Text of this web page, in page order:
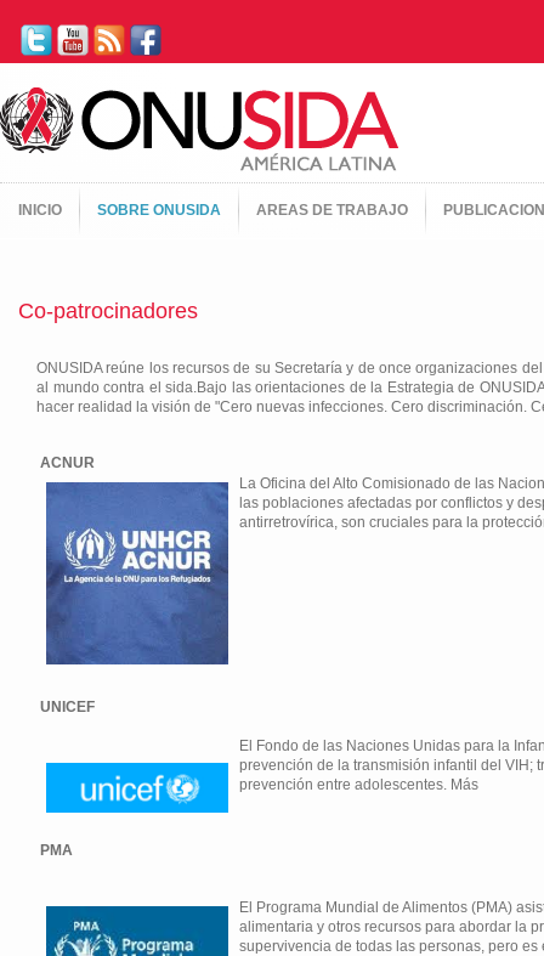
INICIO SOBRE ONUSIDA AREAS DE TRABAJO
Co-patrocinadores
ONUSIDA reúne los recursos de su Secretaría y de once organizaciones
al mundo contra el sida.Bajo las orientaciones de la Estrategia de
hacer realidad la visión de "Cero nuevas infecciones. Cero discriminación.
ACNUR
La Oficina del Alto Comisionado de las
las poblaciones afectadas por conflictos y
antirretrovírica, son cruciales para la
UNICEF
El Fondo de las Naciones Unidas para la
prevención de la transmisión infantil del VIH;
prevención entre adolescentes. Más
PMA
El Programa Mundial de Alimentos (PMA)
alimentaria y otros recursos para abordar la
supervivencia de todas las personas, pero